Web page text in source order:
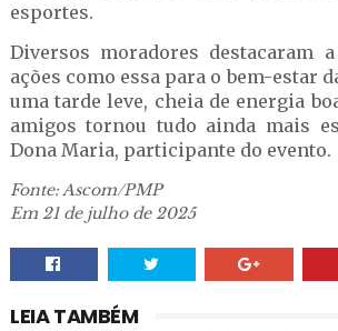
esportes.
Diversos moradores destacaram
ações como essa para o bem-estar
uma tarde leve, cheia de energia
amigos tornou tudo ainda mais
Dona Maria, participante do evento.
Fonte: Ascom/PMP
Em 21 de julho de 2025
LEIA TAMBÉM